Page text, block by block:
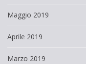
Maggio 2019
Aprile 2019
Marzo 2019